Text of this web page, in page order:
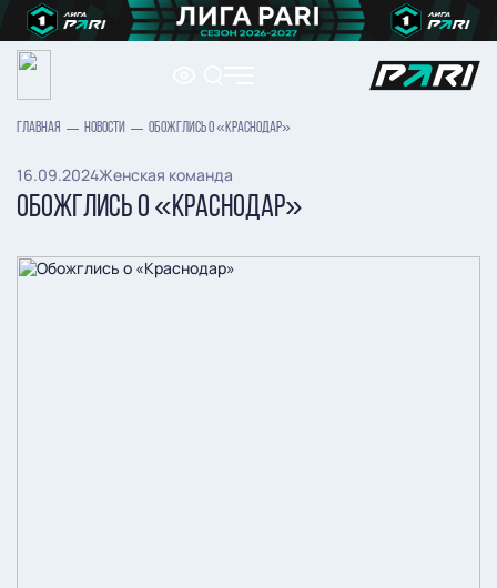
ГЛАВНАЯ НОВОСТИ ОБОЖГЛИСЬ О «КРАСНОДАР»
16.09.2024Женская команда
ОБОЖГЛИСЬ О «КРАСНОДАР»